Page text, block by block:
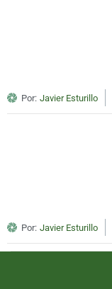
Por: Javier Esturillo
Por: Javier Esturillo